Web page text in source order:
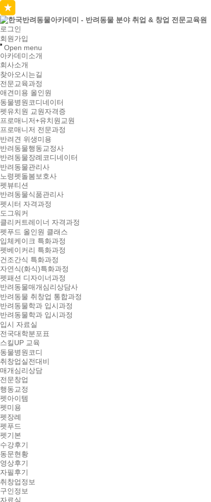
로그인
회원가입
Open menu
아카데미소개
회사소개
찾아오시는길
전문교육과정
애견미용 올인원
동물병원코디네이터
펫유치원 교원자격증
프로매니저+유치원교원
프로매니저 전문과정
반려견 위생미용
반려동물행동교정사
반려동물장례코디네이터
반려동물관리사
노령펫돌봄보호사
펫뷰티션
반려동물식품관리사
펫시터 자격과정
도그워커
클리커트레이너 자격과정
펫푸드 올인원 클래스
입체케이크 특화과정
펫베이커리 특화과정
건조간식 특화과정
자연식(화식)특화과정
펫패션 디자이너과정
반려동물매개심리상담사
반려동물 취창업 통합과정
반려동물학과 입시과정
반려동물학과 입시과정
입시 자료실
전국대학분포표
스킬UP 교육
동물병원코디
취창업실전대비
매개심리상담
전문창업
행동교정
펫아이템
펫미용
펫장례
펫푸드
펫기본
수강후기
동문현황
영상후기
자필후기
취창업정보
구인정보
자료실